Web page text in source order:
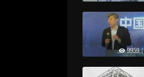
9959 |